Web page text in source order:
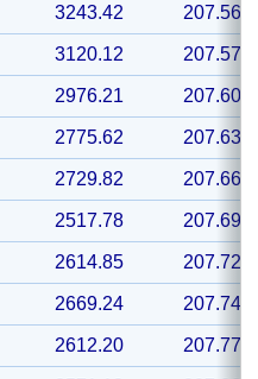
3243.42 207.56
3120.12 207.57
2976.21 207.60
2775.62 207.63
2729.82 207.66
2517.78 207.69
2614.85 207.72
2669.24 207.74
2612.20 207.77